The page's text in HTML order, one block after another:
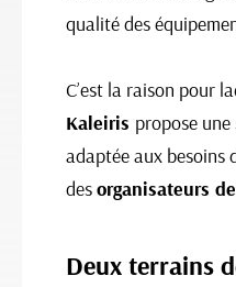
qualité des
C’est la raison pour
Kaleiris propose
adaptée aux besoins
desorganisateurs
Deux terrains